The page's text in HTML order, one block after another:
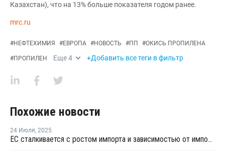
Казахстан), что на 13% больше показателя годом ранее.
mrc.ru
#НЕФТЕХИМИЯ #ЕВРОПА #НОВОСТЬ #ПП #ОКИСЬ ПРОПИЛЕНА
#ПРОПИЛЕН Еще4 +Добавить все теги в фильтр
Похожие новости
24 Июля, 2025
ЕС сталкивается с ростом импорта и зависимостью от импортных химикатов